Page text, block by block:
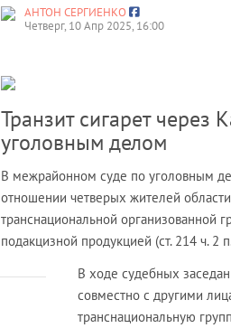
АНТОН СЕРГИЕНКО
Четверг, 10 Апр 2025, 16:00
Транзит сигарет через
уголовным делом
В межрайонном суде по уголовным
отношении четверых жителей
транснациональной организованной
подакцизной продукцией (ст. 214 ч. 2
В ходе судебных
совместно с другими
транснациональную